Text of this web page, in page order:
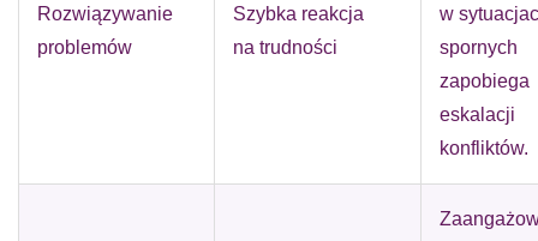
Rozwiązywanie
problemów
Szybka reakcja
na trudności
w
spornych
zapobiega
eskalacji
konfliktów.